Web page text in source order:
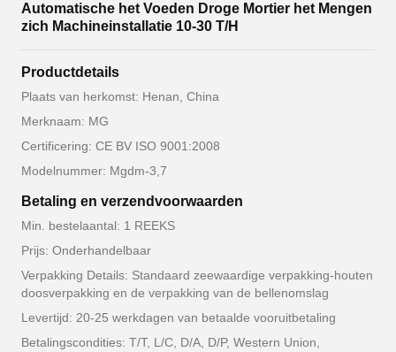
Automatische het Voeden Droge Mortier het Mengen
zich Machineinstallatie 10-30 T/H
Productdetails
Plaats van herkomst: Henan, China
Merknaam: MG
Certificering: CE BV ISO 9001:2008
Modelnummer: Mgdm-3,7
Betaling en verzendvoorwaarden
Min. bestelaantal: 1 REEKS
Prijs: Onderhandelbaar
Verpakking Details: Standaard zeewaardige verpakking-houten
doosverpakking en de verpakking van de bellenomslag
Levertijd: 20-25 werkdagen van betaalde vooruitbetaling
Betalingscondities: T/T, L/C, D/A, D/P, Western Union,